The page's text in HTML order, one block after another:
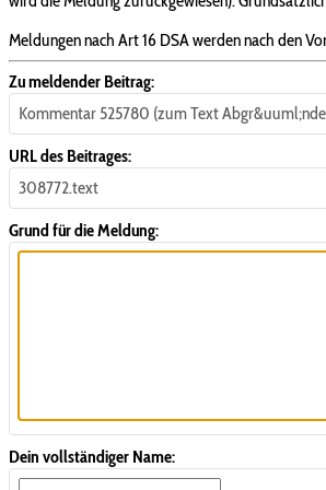
Meldungen nach Art 16 DSA werden nach den
Zu meldender Beitrag:
Kommentar 525780 (zum Text
URL des Beitrages:
308772.text
Grund für die Meldung:
Dein vollständiger Name: